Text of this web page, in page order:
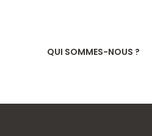
QUI SOMMES-NOUS ?